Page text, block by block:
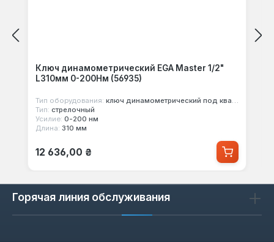
Ключ динамометрический EGA Master 1/2"
L310мм 0-200Нм (56935)
Тип оборудования: ключ динамометрический под квадрат
Тип: стрелочный
Усилие: 0-200 нм
Длина: 310 мм
Обычная цена:
12 636,00 ₴
Горячая линия обслуживания